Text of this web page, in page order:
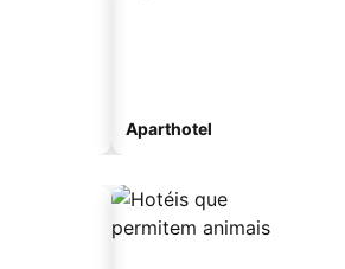
Aparthotel